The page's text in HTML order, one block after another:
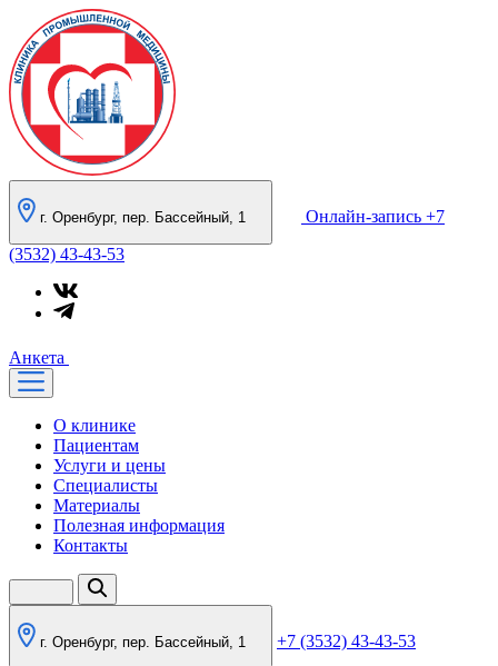
г. Оренбург, пер. Бассейный, 1 Онлайн-запись +7
(3532) 43-43-53
Анкета
О клинике
Пациентам
Услуги и цены
Специалисты
Материалы
Полезная информация
Контакты
г. Оренбург, пер. Бассейный, 1 +7 (3532) 43-43-53